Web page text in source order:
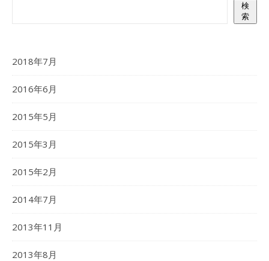
検
索
2018年7月
2016年6月
2015年5月
2015年3月
2015年2月
2014年7月
2013年11月
2013年8月